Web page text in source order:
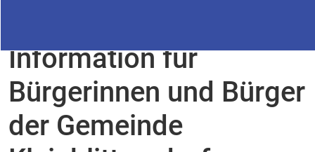
Information für
Bürgerinnen und Bürger
der Gemeinde